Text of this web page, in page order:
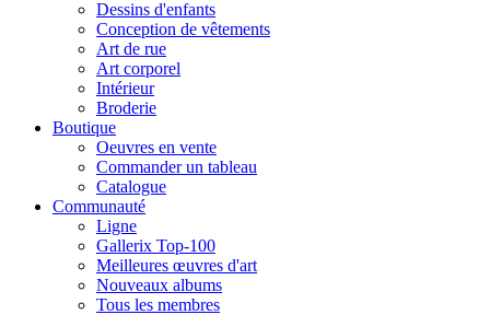
Dessins d'enfants
Conception de vêtements
Art de rue
Art corporel
Intérieur
Broderie
Boutique
Oeuvres en vente
Commander un tableau
Catalogue
Communauté
Ligne
Gallerix Top-100
Meilleures œuvres d'art
Nouveaux albums
Tous les membres